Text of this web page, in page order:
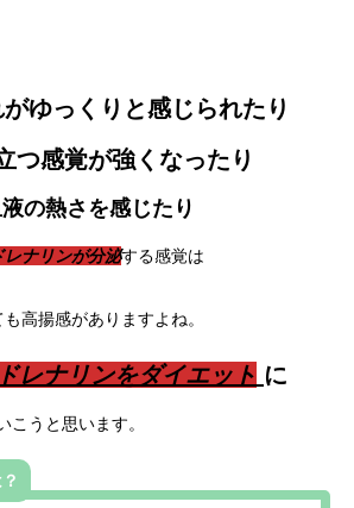
ゆっくりと感じられたり
つ感覚が強くなったり
の熱さを感じたり
レナリンが分泌する感覚は
も高揚感がありますよね。
レナリンをダイエット に
こうと思います。